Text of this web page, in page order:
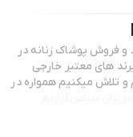
فروش پوشاک زنانه در
از برند های معتبر خارجی
تلاش میکنیم همواره در
سپاس‌گزاریم.